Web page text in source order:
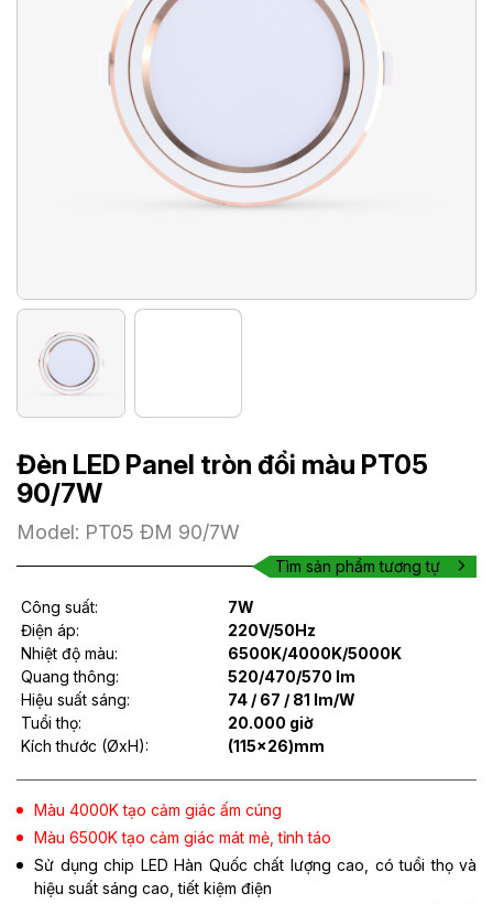
Đèn LED Panel tròn đổi màu PT05
90/7W
Model: PT05 ĐM 90/7W
Tìm sản phẩm tương tự
Công suất:
7W
Điện áp:
220V/50Hz
Nhiệt độ màu:
6500K/4000K/5000K
Quang thông:
520/470/570 lm
Hiệu suất sáng:
74 / 67 / 81 lm/W
Tuổi thọ:
20.000 giờ
Kích thước (ØxH):
(115x26)mm
Màu 4000K tạo cảm giác ấm cúng
Màu 6500K tạo cảm giác mát mẻ, tỉnh táo
Sử dụng chip LED Hàn Quốc chất lượng cao, có tuổi thọ và
hiệu suất sáng cao, tiết kiệm điện